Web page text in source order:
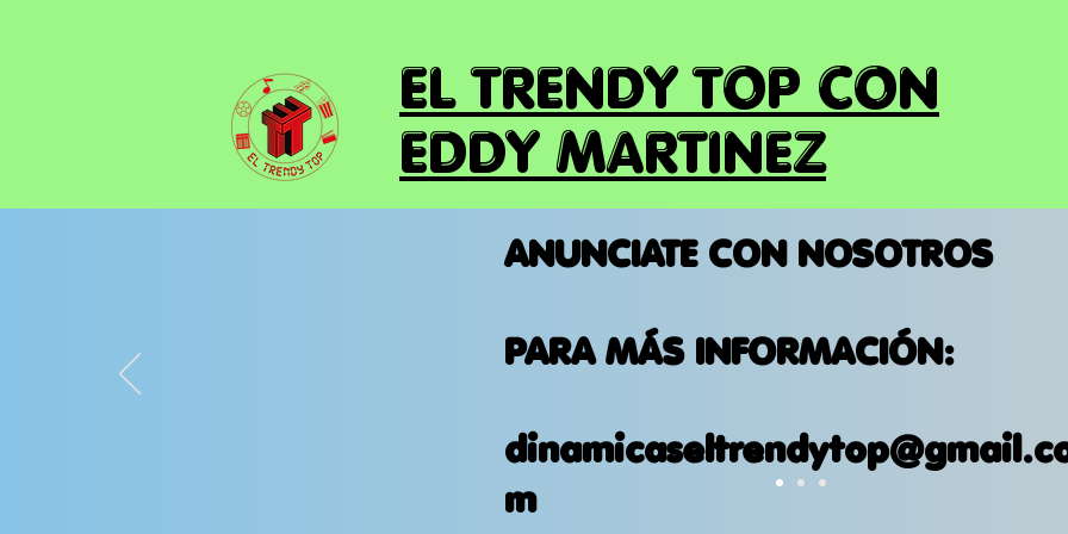
EL TRENDY TOP CON
EDDY MARTINEZ
ANUNCIATE CON NOSOTROS
PARA MÁS INFORMACIÓN:
m